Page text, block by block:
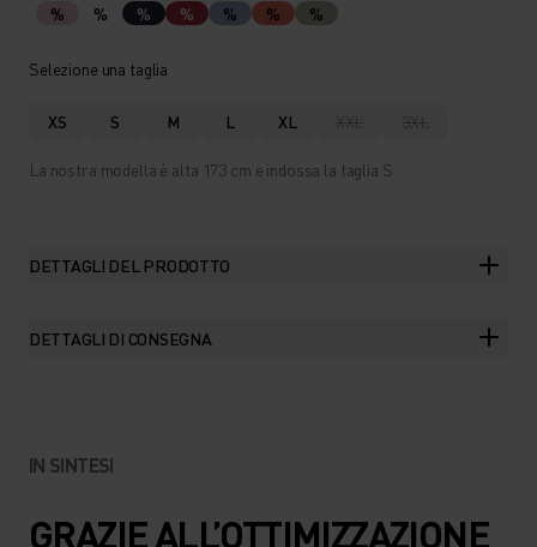
% % % % % % %
Selezione una taglia
XS S M L XL XXL 3XL
La nostra modella è alta 173 cm e indossa la taglia S.
DETTAGLI DEL PRODOTTO
DETTAGLI DI CONSEGNA
IN SINTESI
GRAZIE ALL’OTTIMIZZAZIONE